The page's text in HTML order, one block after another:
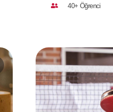
40+ Öğrenci